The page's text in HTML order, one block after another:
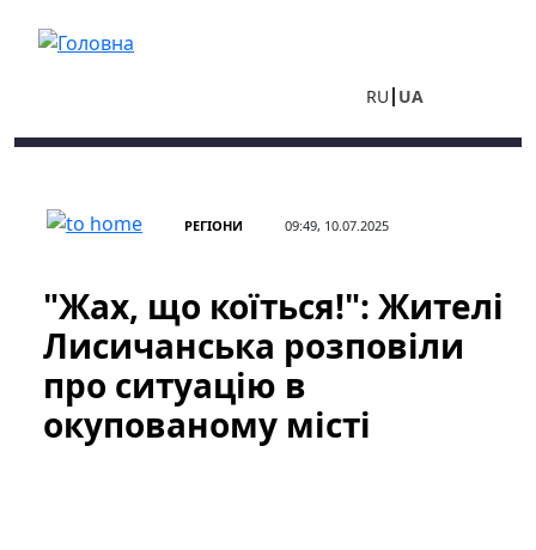
RU UA
РЕГІОНИ 09:49, 10.07.2025
"Жах, що коїться!": Жителі
Лисичанська розповіли
про ситуацію в
окупованому місті